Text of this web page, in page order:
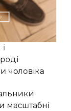
чоловіка
масштабні